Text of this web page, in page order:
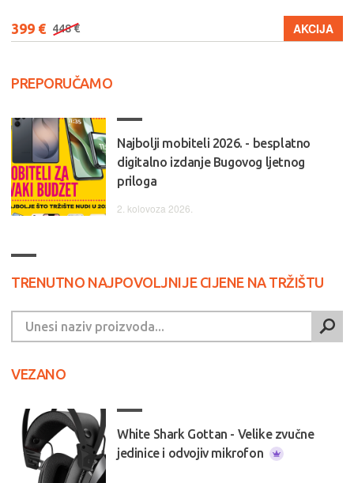
399 € 448 € AKCIJA
PREPORUČAMO
Najbolji mobiteli 2026. - besplatno
digitalno izdanje Bugovog ljetnog
priloga
2. kolovoza 2026.
TRENUTNO NAJPOVOLJNIJE CIJENE NA TRŽIŠTU
VEZANO
White Shark Gottan - Velike zvučne
jedinice i odvojiv mikrofon